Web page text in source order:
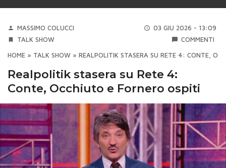
MASSIMO COLUCCI
03 GIU 2026 - 13:09
TALK SHOW
COMMENTI
HOME » TALK SHOW » REALPOLITIK STASERA SU RETE 4: CONTE,
Realpolitik stasera su Rete 4:
Conte, Occhiuto e Fornero ospiti